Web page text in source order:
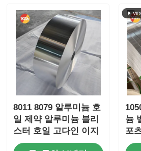
8011 8079 알루미늄 호
일 제약 알루미늄 블리
스터 호일 고다인 이지
필 어린이 방지 엠보싱
늄
포